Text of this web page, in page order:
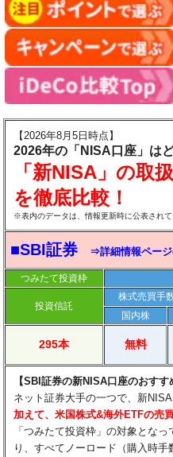
【2026年8月5日時点】
2026年の「NISA口座」は
「新NISA」の取
を徹底比較！
※表内のデータは、情報更新時に公表され
■SBI証券 ⇒詳細情報ペー
つみたて投資枠
投資信託
株式売買手
国内株
295本 無料
【SBI証券の新NISA口座のおすす
ネット証券大手の一つで、新
加えて、米国株式&海外ETFの売
「つみたて投資枠」の対象とな
り、すべてノーロード（購入時